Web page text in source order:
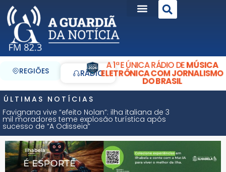
REGIÕES RÁDIO
A 1ª E ÚNICA RÁDIO DEMÚSICA
ELETRÔNICA COM JORNALISMO
DO BRASIL
ÚLTIMAS NOTÍCIAS
Favignana vive “efeito Nolan”: ilha italiana de 3
mil moradores teme explosão turística após
sucesso de “A Odisseia”